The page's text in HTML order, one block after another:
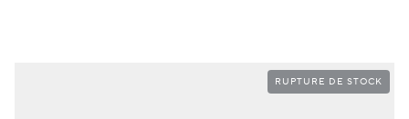
RUPTURE DE STOCK